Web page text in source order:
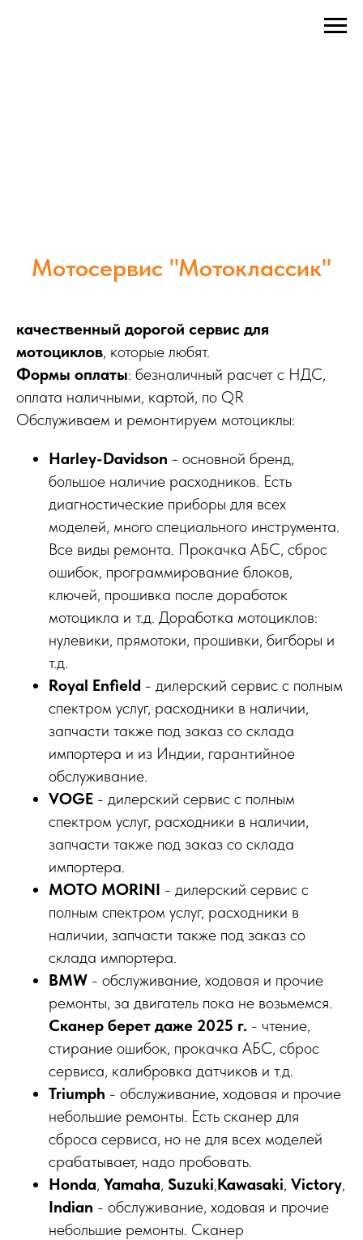
Мотосервис "Мотоклассик"
качественный дорогой сервис для
мотоциклов, которые любят.
Формы оплаты: безналичный расчет с НДС,
оплата наличными, картой, по QR
Обслуживаем и ремонтируем мотоциклы:
Harley-Davidson - основной бренд,
большое наличие расходников. Есть
диагностические приборы для всех
моделей, много специального инструмента.
Все виды ремонта. Прокачка АБС, сброс
ошибок, программирование блоков,
ключей, прошивка после доработок
мотоцикла и т.д. Доработка мотоциклов:
нулевики, прямотоки, прошивки, бигборы и
т.д.
Royal Enfield - дилерский сервис с полным
спектром услуг, расходники в наличии,
запчасти также под заказ со склада
импортера и из Индии, гарантийное
обслуживание.
VOGE - дилерский сервис с полным
спектром услуг, расходники в наличии,
запчасти также под заказ со склада
импортера.
MOTO MORINI - дилерский сервис с
полным спектром услуг, расходники в
наличии, запчасти также под заказ со
склада импортера.
BMW - обслуживание, ходовая и прочие
ремонты, за двигатель пока не возьмемся.
Сканер берет даже 2025 г. - чтение,
стирание ошибок, прокачка АБС, сброс
сервиса, калибровка датчиков и т.д.
Triumph - обслуживание, ходовая и прочие
небольшие ремонты. Есть сканер для
сброса сервиса, но не для всех моделей
срабатывает, надо пробовать.
Honda, Yamaha, Suzuki,Kawasaki, Victory,
Indian - обслуживание, ходовая и прочие
небольшие ремонты. Сканер